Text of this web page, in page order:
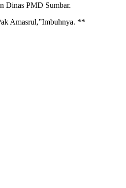
Dinas PMD Sumbar.
Amasrul,”Imbuhnya. **